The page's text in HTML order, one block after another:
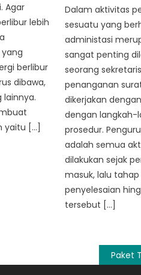
Agar
lebih
berlibur
dibawa,
lainnya.
yaitu […]
Dalam aktivitas
sesuatu yang
administasi
sangat penting
seorang
penanganan
dikerjakan
dengan langkah-
prosedur.
adalah semua
dilakukan sejak
masuk, lalu
penyelesaian
tersebut […]
Paket